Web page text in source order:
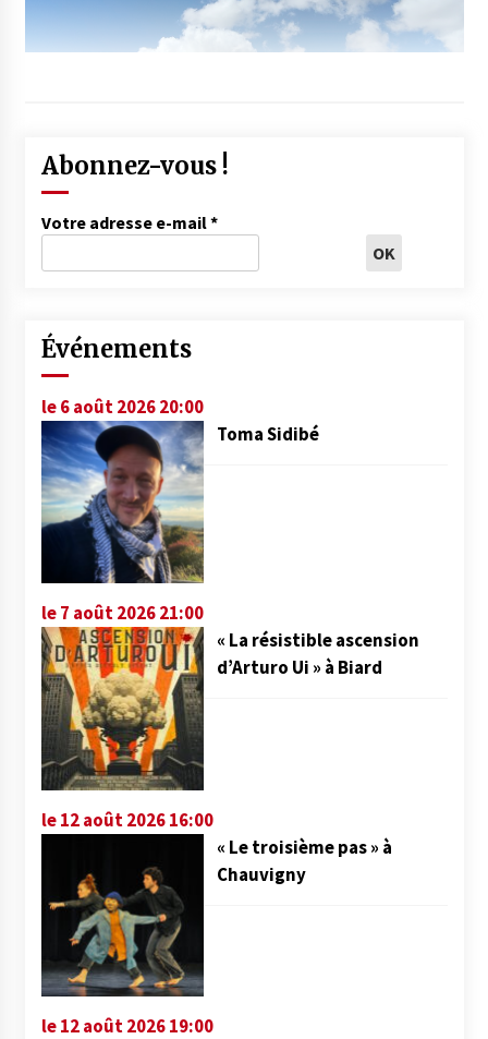
Abonnez-vous !
Votre adresse e-mail*
Événements
le 6 août 2026 20:00
Toma Sidibé
le 7 août 2026 21:00
« La résistible ascension
d’Arturo Ui » à Biard
le 12 août 2026 16:00
« Le troisième pas » à
Chauvigny
le 12 août 2026 19:00